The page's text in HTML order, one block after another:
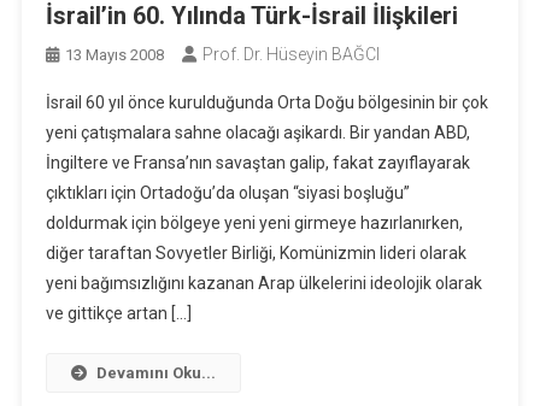
İsrail’in 60. Yılında Türk-İsrail İlişkileri
13 Mayıs 2008 Prof. Dr. Hüseyin BAĞCI
İsrail 60 yıl önce kurulduğunda Orta Doğu bölgesinin bir çok
yeni çatışmalara sahne olacağı aşikardı. Bir yandan ABD,
İngiltere ve Fransa’nın savaştan galip, fakat zayıflayarak
çıktıkları için Ortadoğu’da oluşan “siyasi boşluğu”
doldurmak için bölgeye yeni yeni girmeye hazırlanırken,
diğer taraftan Sovyetler Birliği, Komünizmin lideri olarak
yeni bağımsızlığını kazanan Arap ülkelerini ideolojik olarak
ve gittikçe artan […]
Devamını Oku...